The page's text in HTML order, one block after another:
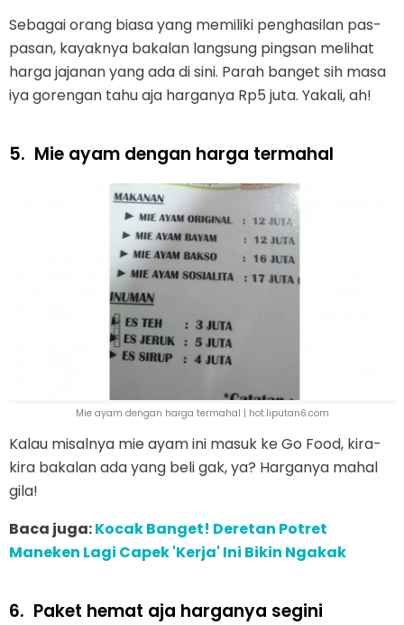
Sebagai orang biasa yang memiliki penghasilan pas-
pasan, kayaknya bakalan langsung pingsan melihat
harga jajanan yang ada di sini. Parah banget sih masa
iya gorengan tahu aja harganya Rp5 juta. Yakali, ah!
5. Mie ayam dengan harga termahal
Mie ayam dengan harga termahal | hot.liputan6.com
Kalau misalnya mie ayam ini masuk ke Go Food, kira-
kira bakalan ada yang beli gak, ya? Harganya mahal
gila!
Baca juga:Kocak Banget! Deretan Potret
Maneken Lagi Capek 'Kerja' Ini Bikin Ngakak
6. Paket hemat aja harganya segini